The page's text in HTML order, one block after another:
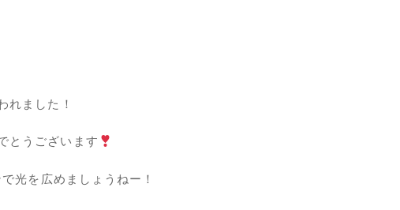
れました！
とうございます
光を広めましょうねー！